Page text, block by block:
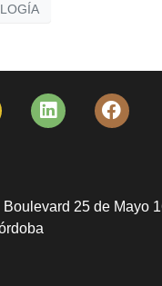
Boulevard 25 de Mayo